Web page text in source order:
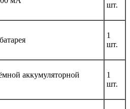
шт.
1
шт.
аккумуляторной
1
шт.